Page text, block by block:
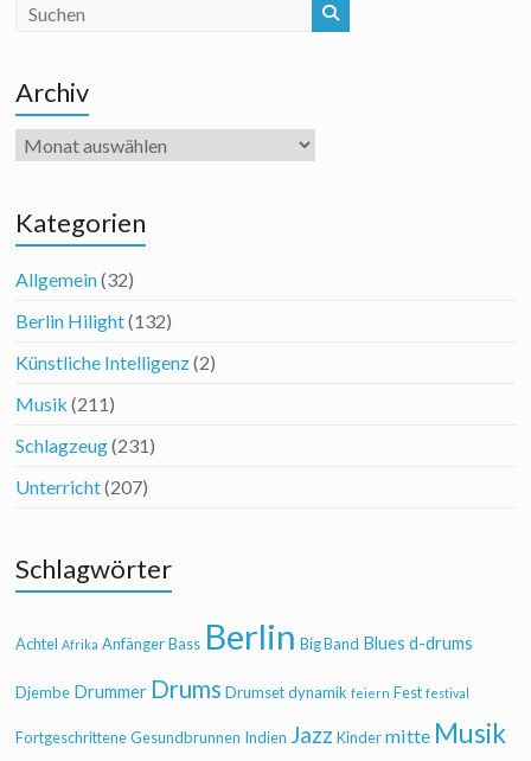
Archiv
Archiv
Kategorien
Allgemein(32)
Berlin Hilight(132)
Künstliche Intelligenz(2)
Musik (211)
Schlagzeug(231)
Unterricht(207)
Schlagwörter
Achtel Afrika Anfänger Bass Berlin Big Band Blues d-drums
Djembe Drummer Drums Drumset dynamik feiern Fest festival
Fortgeschrittene Gesundbrunnen Indien Jazz Kinder mitte Musik